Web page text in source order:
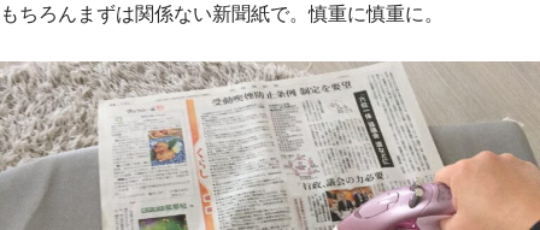
もちろんまずは関係ない新聞紙で。慎重に慎重に。